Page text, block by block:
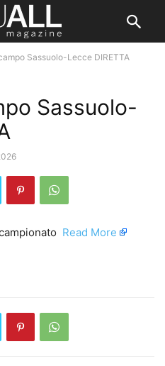
Sassuolo-Lecce DIRETTA
Sassuolo-
Read More